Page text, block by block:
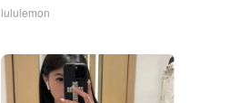
lululemon